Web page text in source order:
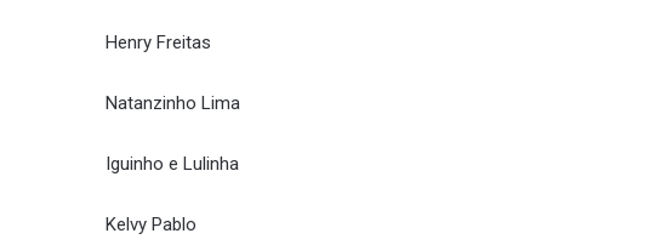
Henry Freitas
Natanzinho Lima
Iguinho e Lulinha
Kelvy Pablo